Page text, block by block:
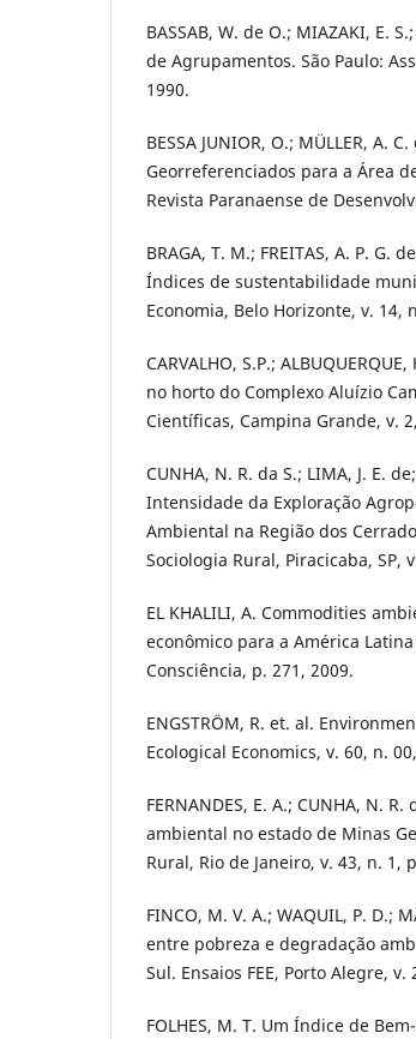
BASSAB, W. de O.; MIAZAKI, E.
de Agrupamentos. São Paulo:
1990.
BESSA JUNIOR, O.; MÜLLER, A.
Georreferenciados para a Área
Revista Paranaense de
BRAGA, T. M.; FREITAS, A. P. G.
Índices de sustentabilidade
Economia, Belo Horizonte, v. 14,
CARVALHO, S.P.;
no horto do Complexo Aluízio
Científicas, Campina Grande, v.
CUNHA, N. R. da S.; LIMA, J. E.
Intensidade da Exploração
Ambiental na Região dos
Sociologia Rural, Piracicaba, SP,
EL KHALILI, A. Commodities
econômico para a América
Consciência, p. 271, 2009.
ENGSTRÖM, R. et. al.
Ecological Economics, v. 60, n.
FERNANDES, E. A.; CUNHA, N.
ambiental no estado de Minas
Rural, Rio de Janeiro, v. 43, n. 1,
FINCO, M. V. A.; WAQUIL, P. D.;
entre pobreza e degradação
Sul. Ensaios FEE, Porto Alegre, v.
FOLHES, M. T. Um Índice de